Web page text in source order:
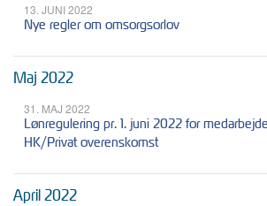
13. JUNI 2022
Nye regler om omsorgsorlov
Maj 2022
31. MAJ 2022
Lønregulering pr. 1. juni 2022 for
HK/Privat overenskomst
April 2022